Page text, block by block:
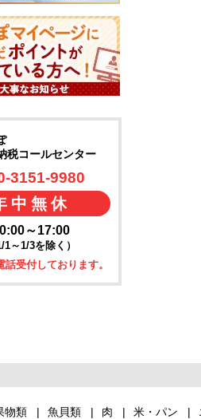
税コールセンター
3151-9980
中無休
～17:00
1～1/3を除く）
受付しております。
物類 魚貝類 肉 米・パン